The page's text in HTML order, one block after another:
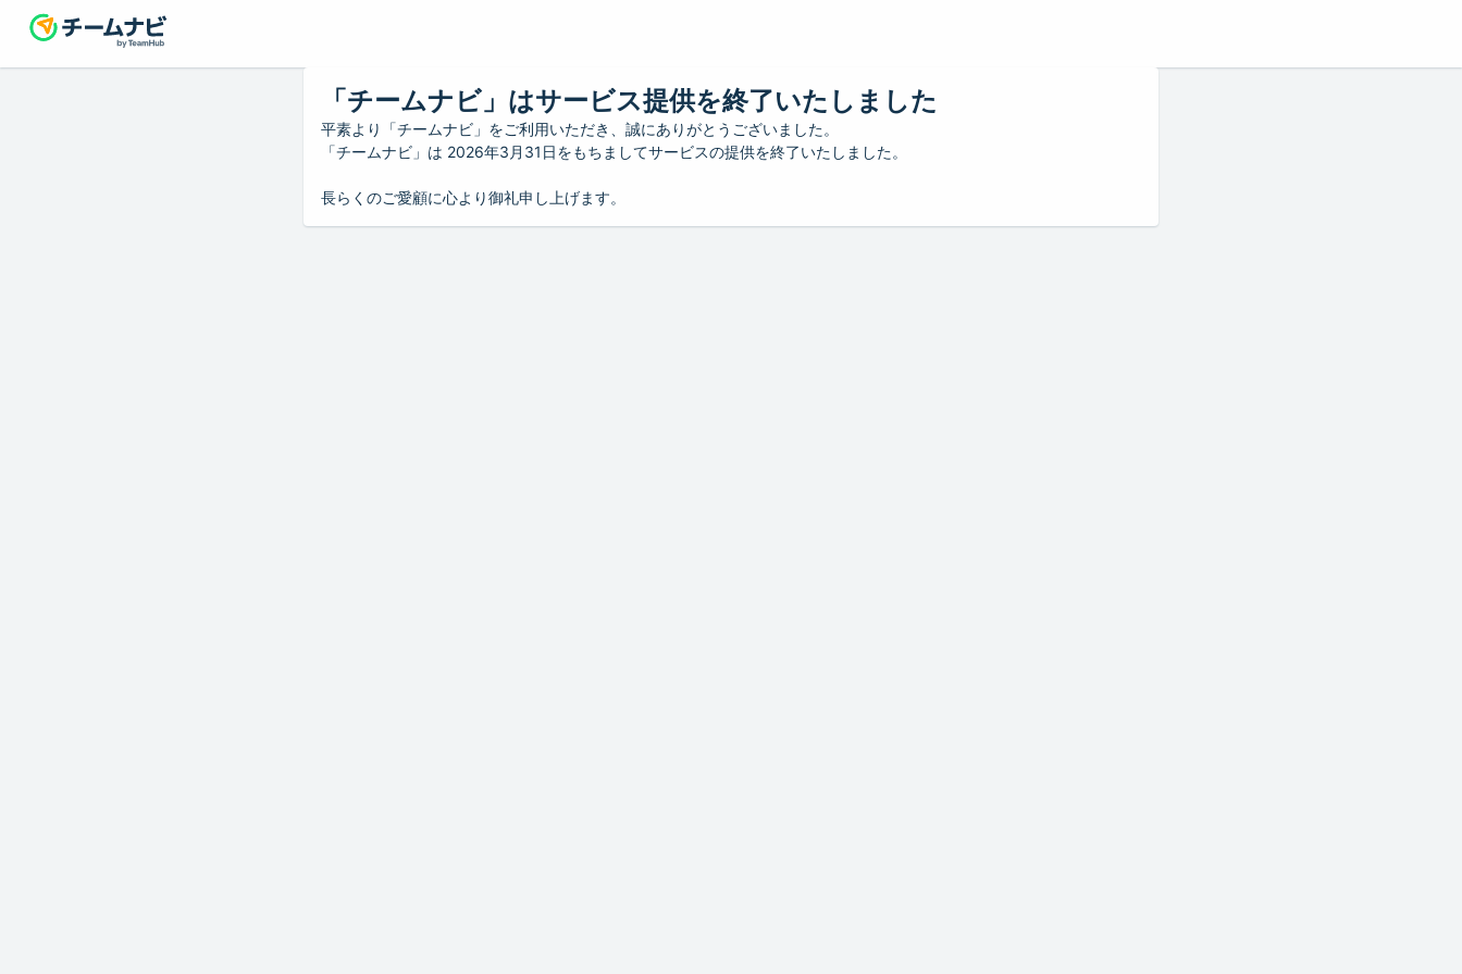
「チームナビ」はサービス提供を終了いたしました
平素より「チームナビ」をご利用いただき、誠にありがとうございました。
「チームナビ」は 2026年3月31日をもちましてサービスの提供を終了いたしました。
長らくのご愛顧に心より御礼申し上げます。